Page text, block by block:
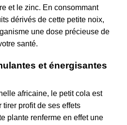
et le zinc. En consommant
dérivés de cette petite noix,
une dose précieuse de
santé.
et énergisantes
africaine, le petit cola est
profit de ses effets
plante renferme en effet une